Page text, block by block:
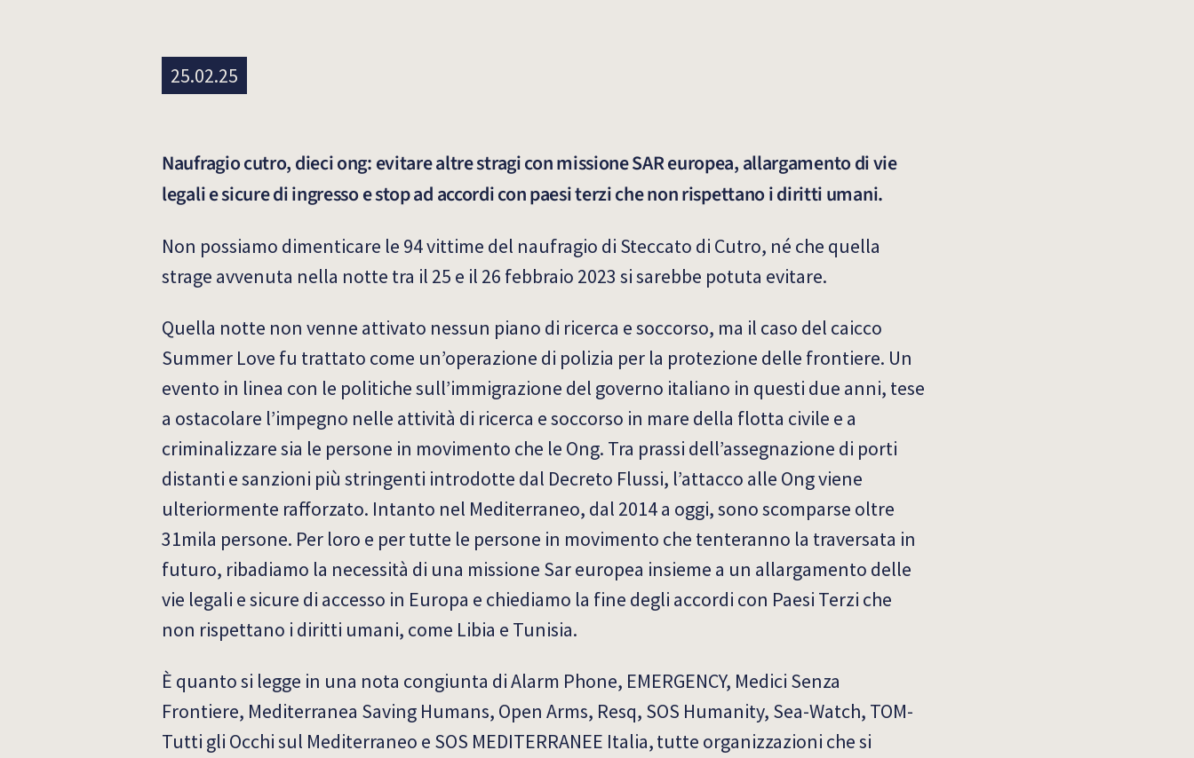
25.02.25
Naufragio cutro, dieci ong: evitare altre stragi con missione SAR europea, allargamento di vie
legali e sicure di ingresso e stop ad accordi con paesi terzi che non rispettano i diritti umani.
Non possiamo dimenticare le 94 vittime del naufragio di Steccato di Cutro, né che quella
strage avvenuta nella notte tra il 25 e il 26 febbraio 2023 si sarebbe potuta evitare.
Quella notte non venne attivato nessun piano di ricerca e soccorso, ma il caso del caicco
Summer Love fu trattato come un’operazione di polizia per la protezione delle frontiere. Un
evento in linea con le politiche sull’immigrazione del governo italiano in questi due anni, tese
a ostacolare l’impegno nelle attività di ricerca e soccorso in mare della flotta civile e a
criminalizzare sia le persone in movimento che le Ong. Tra prassi dell’assegnazione di porti
distanti e sanzioni più stringenti introdotte dal Decreto Flussi, l’attacco alle Ong viene
ulteriormente rafforzato. Intanto nel Mediterraneo, dal 2014 a oggi, sono scomparse oltre
31mila persone. Per loro e per tutte le persone in movimento che tenteranno la traversata in
futuro, ribadiamo la necessità di una missione Sar europea insieme a un allargamento delle
vie legali e sicure di accesso in Europa e chiediamo la fine degli accordi con Paesi Terzi che
non rispettano i diritti umani, come Libia e Tunisia.
È quanto si legge in una nota congiunta di Alarm Phone, EMERGENCY, Medici Senza
Frontiere, Mediterranea Saving Humans, Open Arms, Resq, SOS Humanity, Sea-Watch, TOM-
Tutti gli Occhi sul Mediterraneo e SOS MEDITERRANEE Italia, tutte organizzazioni che si